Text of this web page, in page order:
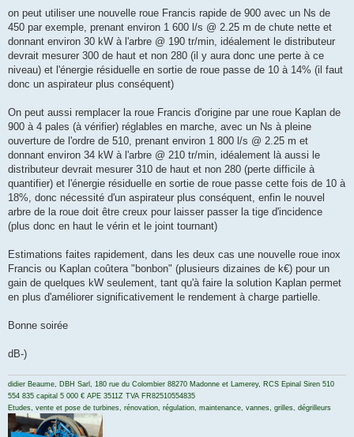
g
on peut utiliser une nouvelle roue Francis rapide de 900 avec un Ns de
450 par exemple, prenant environ 1 600 l/s @ 2.25 m de chute nette et
donnant environ 30 kW à l'arbre @ 190 tr/min, idéalement le distributeur
devrait mesurer 300 de haut et non 280 (il y aura donc une perte à ce
niveau) et l'énergie résiduelle en sortie de roue passe de 10 à 14% (il faut
donc un aspirateur plus conséquent)
On peut aussi remplacer la roue Francis d'origine par une roue Kaplan de
900 à 4 pales (à vérifier) réglables en marche, avec un Ns à pleine
ouverture de l'ordre de 510, prenant environ 1 800 l/s @ 2.25 m et
donnant environ 34 kW à l'arbre @ 210 tr/min, idéalement là aussi le
distributeur devrait mesurer 310 de haut et non 280 (perte difficile à
quantifier) et l'énergie résiduelle en sortie de roue passe cette fois de 10 à
18%, donc nécessité d'un aspirateur plus conséquent, enfin le nouvel
arbre de la roue doit être creux pour laisser passer la tige d'incidence
(plus donc en haut le vérin et le joint tournant)
Estimations faites rapidement, dans les deux cas une nouvelle roue inox
Francis ou Kaplan coûtera "bonbon" (plusieurs dizaines de k€) pour un
gain de quelques kW seulement, tant qu'à faire la solution Kaplan permet
en plus d'améliorer significativement le rendement à charge partielle.
Bonne soirée
dB-)
didier Beaume, DBH Sarl, 180 rue du Colombier 88270 Madonne et Lamerey, RCS Epinal Siren 510
554 835 capital 5 000 € APE 3511Z TVA FR82510554835
Etudes, vente et pose de turbines, rénovation, régulation, maintenance, vannes, grilles, dégrilleurs